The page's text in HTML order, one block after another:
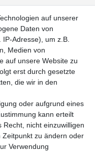
auf unserer
Daten von
Adresse), um z.B.
Medien von
auf unsere Website zu
erst durch gesetzte
die wir in den
oder aufgrund eines
kann erteilt
nicht einzuwilligen
Zeitpunkt zu ändern oder
Verwendung